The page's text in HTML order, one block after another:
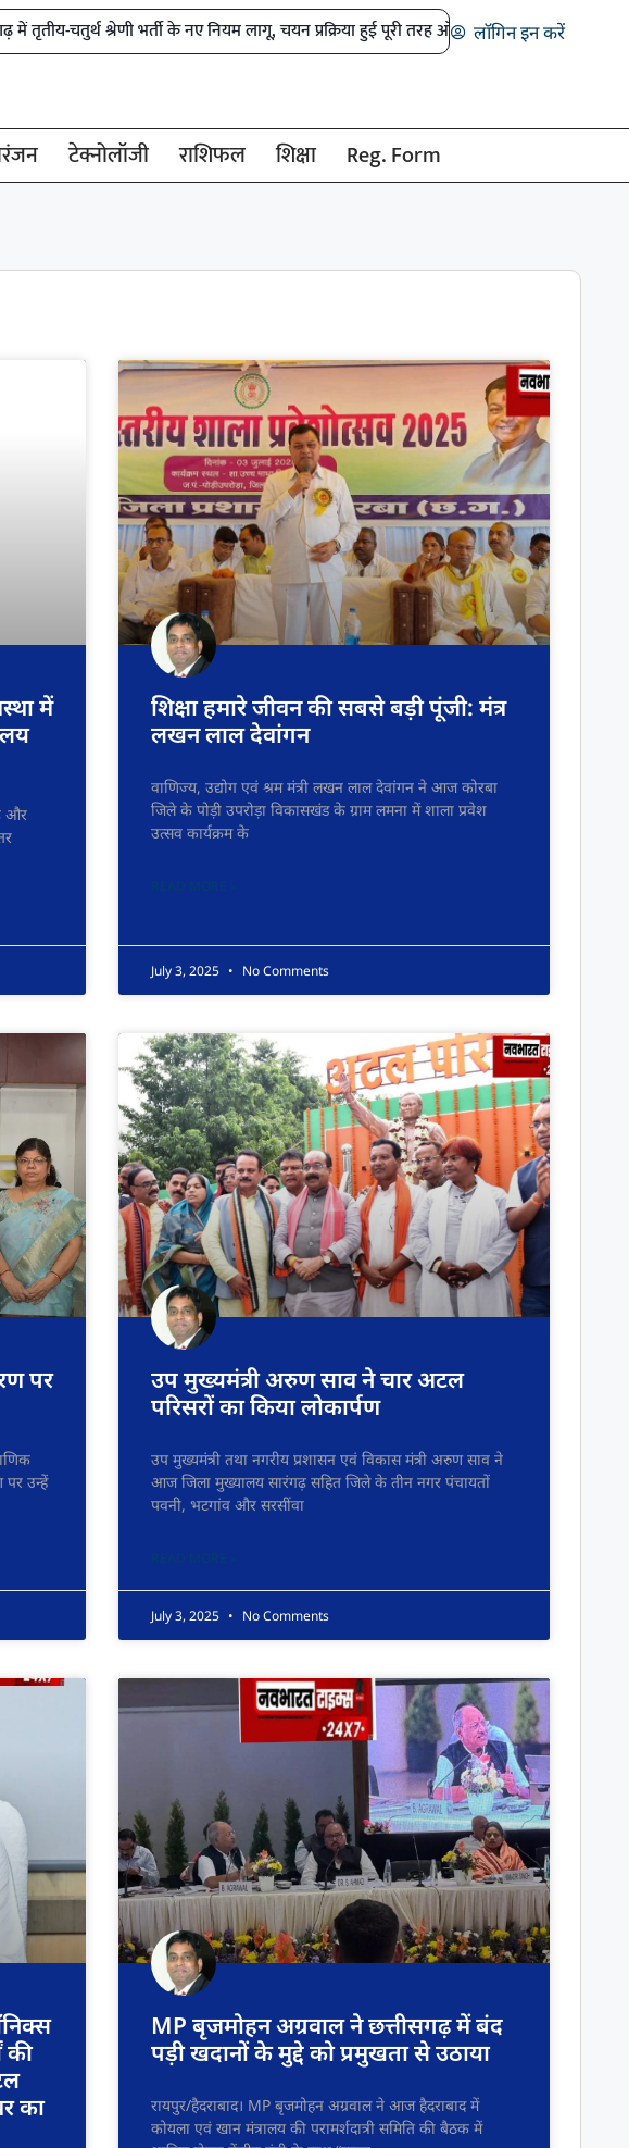
श्रेणी भर्ती के नए नियम लागू, चयन प्रक्रिया हुई पूरी तरह ऑनलाइन डोंगरगढ़ भाजपा मंडल
लॉगिन इन करें
टेक्नोलॉजी राशिफल शिक्षा Reg. Form
में
और
शिक्षा हमारे जीवन की सबसे बड़ी पूंजी: मंत्र
लखन लाल देवांगन
वाणिज्य, उद्योग एवं श्रम मंत्री लखन लाल देवांगन ने आज कोरबा
जिले के पोड़ी उपरोड़ा विकासखंड के ग्राम लमना में शाला प्रवेश
उत्सव कार्यक्रम के
READ MORE »
July 3, 2025 No Comments
पर
पर उन्हें
उप मुख्यमंत्री अरुण साव ने चार अटल
परिसरों का किया लोकार्पण
उप मुख्यमंत्री तथा नगरीय प्रशासन एवं विकास मंत्री अरुण साव ने
आज जिला मुख्यालय सारंगढ़ सहित जिले के तीन नगर पंचायतों
पवनी, भटगांव और सरसींवा
READ MORE »
July 3, 2025 No Comments
की
का
MP बृजमोहन अग्रवाल ने छत्तीसगढ़ में बंद
पड़ी खदानों के मुद्दे को प्रमुखता से उठाया
रायपुर/हैदराबाद। MP बृजमोहन अग्रवाल ने आज हैदराबाद में
कोयला एवं खान मंत्रालय की परामर्शदात्री समिति की बैठक में